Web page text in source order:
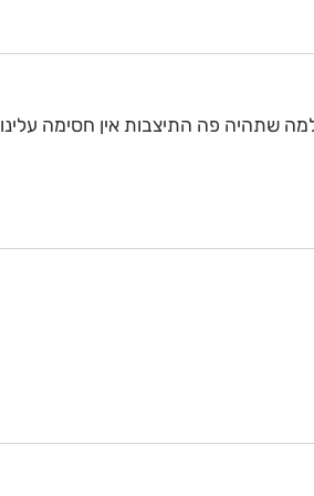
שתהיה פה התיצבות אין חסימה עלינו